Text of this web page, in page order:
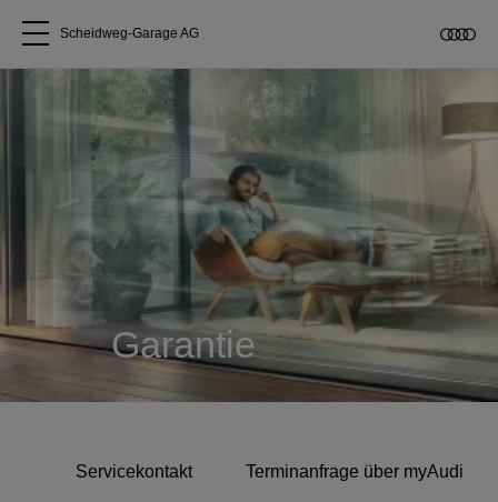
Alle Modelle
Über uns
Audi kaufen
Service & Reparatur
Audi Original Zubehör
Scheidweg-Garage AG
Garantie
Servicekontakt Terminanfrage über myAudi